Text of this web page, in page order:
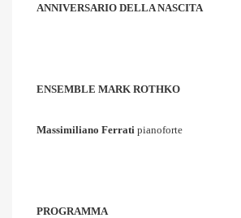
ANNIVERSARIO DELLA NASCITA
ENSEMBLE MARK ROTHKO
Massimiliano Ferrati pianoforte
PROGRAMMA